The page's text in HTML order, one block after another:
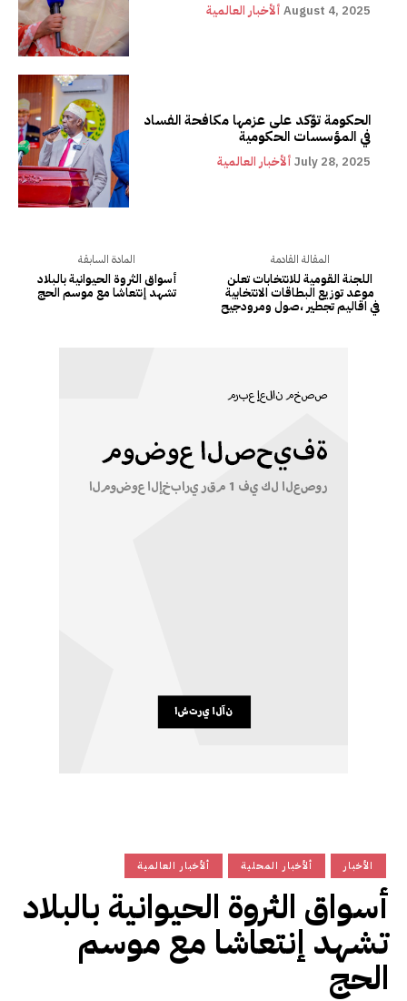
ألأخبار العالمية August 4, 2025
الحكومة تؤكد على عزمها مكافحة الفساد
في المؤسسات الحكومية
ألأخبار العالمية July 28, 2025
المادة السابقة
أسواق الثروة الحيوانية بالبلاد
تشهد إنتعاشا مع موسم الحج
المقالة القادمة
اللجنة القومية للانتخابات تعلن
موعد توزيع البطاقات الانتخابية
في اقاليم تجطير ،صول ومرودجيح